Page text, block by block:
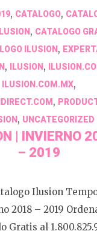
, CATALOGO,
, CATALOGO
ILUSION,
, ILUSION ,
ILUSION.COM.MX,
,
, UNCATEGORIZED
| INVIERNO
– 2019
Ilusion
2018 – 2019
Gratis al